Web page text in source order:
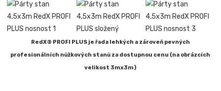
RedX® PROFI PLUS je řada lehkých a zároveň pevných
profesionálních nůžkových stanů za dostupnou cenu (na obrázcích
velikost 3mx3m)